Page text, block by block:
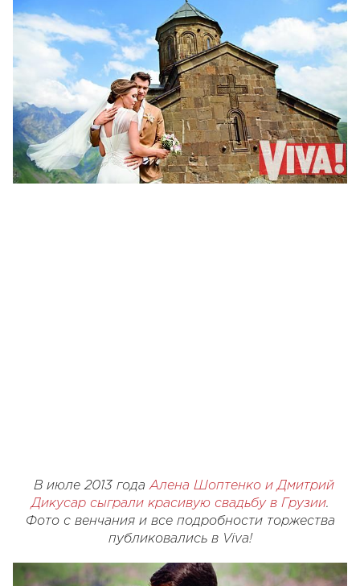
В июле 2013 годаАлена Шоптенко и Дмитрий
Дикусар сыграли красивую свадьбу в Грузии.
Фото с венчания и все подробности торжества
публиковались в Viva!